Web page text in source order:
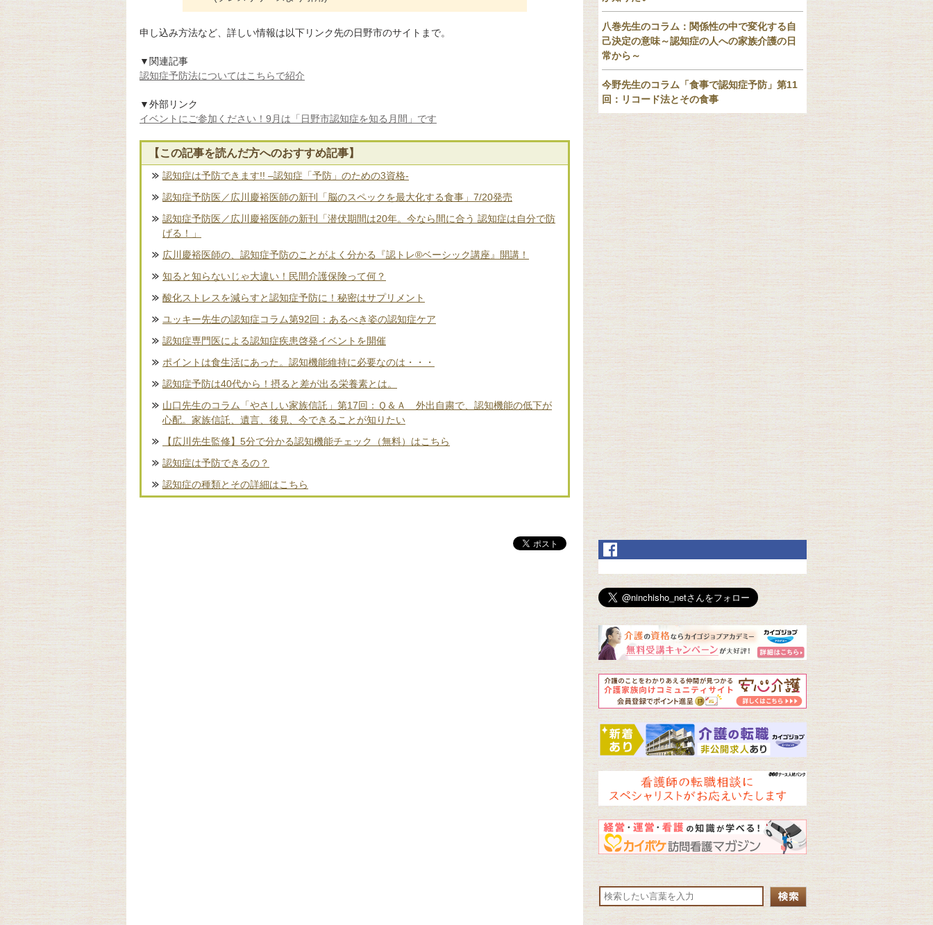
申し込み方法など、詳しい情報は以下リンク先の日野市のサイトまで。
▼関連記事
認知症予防法についてはこちらで紹介
▼外部リンク
イベントにご参加ください！9月は「日野市認知症を知る月間」です
【この記事を読んだ方へのおすすめ記事】
認知症は予防できます!! –認知症「予防」のための3資格-
認知症予防医／広川慶裕医師の新刊「脳のスペックを最大化する食事」7/20発売
認知症予防医／広川慶裕医師の新刊「潜伏期間は20年。今なら間に合う 認知症は自分で防
げる！」
広川慶裕医師の、認知症予防のことがよく分かる『認トレ®️ベーシック講座』開講！
知ると知らないじゃ大違い！民間介護保険って何？
酸化ストレスを減らすと認知症予防に！秘密はサプリメント
ユッキー先生の認知症コラム第92回：あるべき姿の認知症ケア
認知症専門医による認知症疾患啓発イベントを開催
ポイントは食生活にあった。認知機能維持に必要なのは・・・
認知症予防は40代から！摂ると差が出る栄養素とは。
山口先生のコラム「やさしい家族信託」第17回：Ｑ＆Ａ 外出自粛で、認知機能の低下が
心配。家族信託、遺言、後見、今できることが知りたい
【広川先生監修】5分で分かる認知機能チェック（無料）はこちら
認知症は予防できるの？
認知症の種類とその詳細はこちら
八巻先生のコラム：関係性の中で変化する自
己決定の意味～認知症の人への家族介護の日
常から～
今野先生のコラム「食事で認知症予防」第11
回：リコード法とその食事